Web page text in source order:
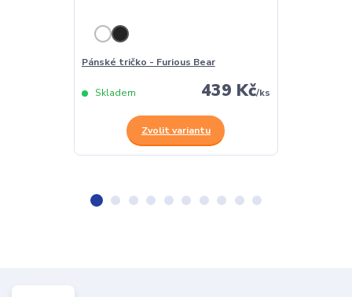
Pánské tričko - Furious Bear
439 Kč/ks
Skladem
Zvolit variantu